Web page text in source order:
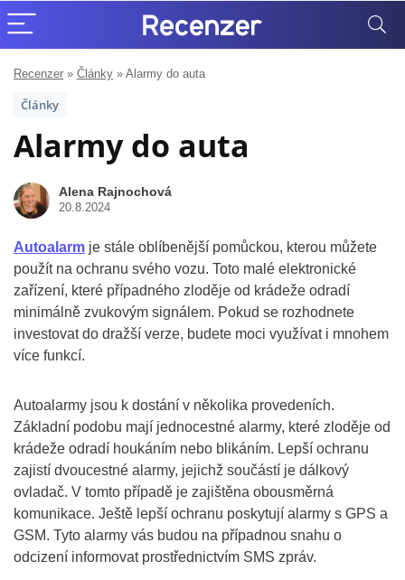
Recenzer » Články » Alarmy do auta
Články
Alarmy do auta
Alena Rajnochová
20.8.2024
Autoalarm je stále oblíbenější pomůckou, kterou můžete
použít na ochranu svého vozu. Toto malé elektronické
zařízení, které případného zloděje od krádeže odradí
minimálně zvukovým signálem. Pokud se rozhodnete
investovat do dražší verze, budete moci využívat i mnohem
více funkcí.
Autoalarmy jsou k dostání v několika provedeních.
Základní podobu mají jednocestné alarmy, které zloděje od
krádeže odradí houkáním nebo blikáním. Lepší ochranu
zajistí dvoucestné alarmy, jejichž součástí je dálkový
ovladač. V tomto případě je zajištěna obousměrná
komunikace. Ještě lepší ochranu poskytují alarmy s GPS a
GSM. Tyto alarmy vás budou na případnou snahu o
odcizení informovat prostřednictvím SMS zpráv.